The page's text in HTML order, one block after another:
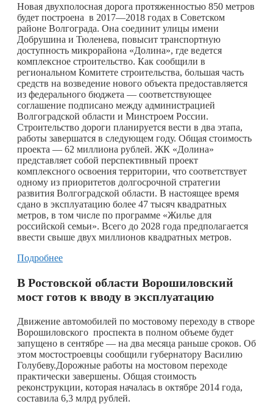
Новая двухполосная дорога протяженностью 850 метров
будет построена в 2017—2018 годах в Советском
районе Волгограда. Она соединит улицы имени
Добрушина и Тюленева, повысит транспортную
доступность микрорайона «Долина», где ведется
комплексное строительство. Как сообщили в
региональном Комитете строительства, большая часть
средств на возведение нового объекта предоставляется
из федерального бюджета — соответствующее
соглашение подписано между администрацией
Волгоградской области и Минстроем России.
Строительство дороги планируется вести в два этапа,
работы завершатся в следующем году. Общая стоимость
проекта — 62 миллиона рублей. ЖК «Долина»
представляет собой перспективный проект
комплексного освоения территории, что соответствует
одному из приоритетов долгосрочной стратегии
развития Волгоградской области. В настоящее время
сдано в эксплуатацию более 47 тысяч квадратных
метров, в том числе по программе «Жилье для
российской семьи». Всего до 2028 года предполагается
ввести свыше двух миллионов квадратных метров.
Подробнее
В Ростовской области Ворошиловский
мост готов к вводу в эксплуатацию
Движение автомобилей по мостовому переходу в створе
Ворошиловского проспекта в полном объеме будет
запущено в сентябре — на два месяца раньше сроков. Об
этом мостостроевцы сообщили губернатору Василию
Голубеву.Дорожные работы на мостовом переходе
практически завершены. Общая стоимость
реконструкции, которая началась в октябре 2014 года,
составила 6,3 млрд рублей.